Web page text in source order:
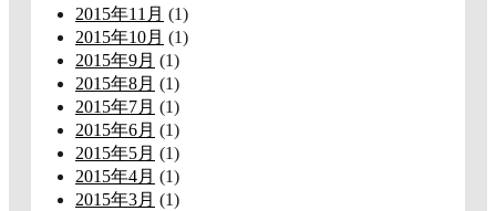
2015年11月 (1)
2015年10月 (1)
2015年9月 (1)
2015年8月 (1)
2015年7月 (1)
2015年6月 (1)
2015年5月 (1)
2015年4月 (1)
2015年3月 (1)